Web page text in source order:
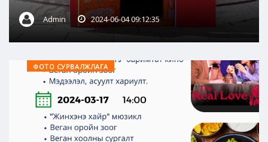
Admin 2024-06-04 09:12:35
ФОТО СУРВАЛЖЛАГА